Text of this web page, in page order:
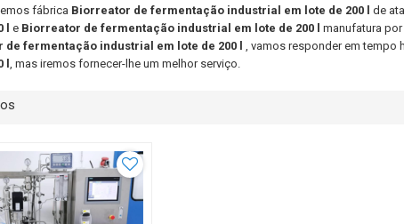
fábrica Biorreator de fermentação industrial em lote de 200 l de
e Biorreator de fermentação industrial em lote de 200 l
manufatura
de fermentação industrial em lote de 200 l
, vamos responder em tempo
, mas iremos fornecer-lhe um melhor serviço.